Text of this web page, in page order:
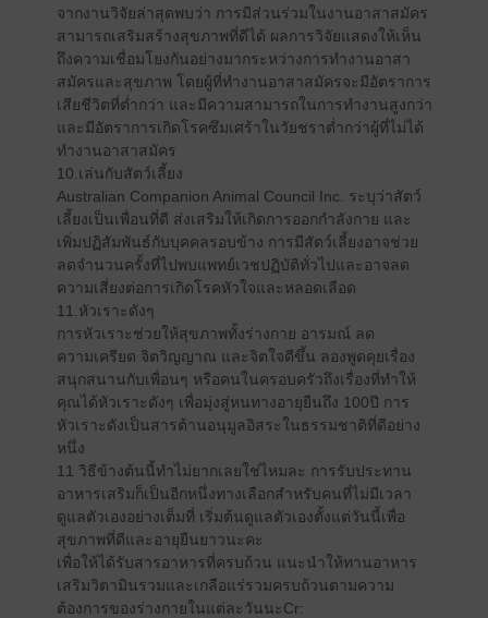
จากงานวิจัยล่าสุดพบว่า การมีส่วนร่วมในงานอาสาสมัคร
สามารถเสริมสร้างสุขภาพที่ดีได้ ผลการวิจัยแสดงให้เห็น
ถึงความเชื่อมโยงกันอย่างมากระหว่างการทำงานอาสา
สมัครและสุขภาพ โดยผู้ที่ทำงานอาสาสมัครจะมีอัตราการ
เสียชีวิตที่ต่ำกว่า และมีความสามารถในการทำงานสูงกว่า
และมีอัตราการเกิดโรคซึมเศร้าในวัยชราต่ำกว่าผู้ที่ไม่ได้
ทำงานอาสาสมัคร
10.เล่นกับสัตว์เลี้ยง
Australian Companion Animal Council Inc. ระบุว่าสัตว์
เลี้ยงเป็นเพื่อนที่ดี ส่งเสริมให้เกิดการออกกำลังกาย และ
เพิ่มปฏิสัมพันธ์กับบุคคลรอบข้าง การมีสัตว์เลี้ยงอาจช่วย
ลดจำนวนครั้งที่ไปพบแพทย์เวชปฏิบัติทั่วไปและอาจลด
ความเสี่ยงต่อการเกิดโรคหัวใจและหลอดเลือด
11.หัวเราะดังๆ
การหัวเราะช่วยให้สุขภาพทั้งร่างกาย อารมณ์ ลด
ความเครียด จิตวิญญาณ และจิตใจดีขึ้น ลองพูดคุยเรื่อง
สนุกสนานกับเพื่อนๆ หรือคนในครอบครัวถึงเรื่องที่ทำให้
คุณได้หัวเราะดังๆ เพื่อมุ่งสู่หนทางอายุยืนถึง 100ปี การ
หัวเราะดังเป็นสารต้านอนุมูลอิสระในธรรมชาติที่ดีอย่าง
หนึ่ง
11 วิธีข้างต้นนี้ทำไม่ยากเลยใช่ไหมละ การรับประทาน
อาหารเสริมก็เป็นอีกหนึ่งทางเลือกสำหรับคนที่ไม่มีเวลา
ดูแลตัวเองอย่างเต็มที่ เริ่มต้นดูแลตัวเองตั้งแต่วันนี้เพื่อ
สุขภาพที่ดีและอายุยืนยาวนะคะ
เพื่อให้ได้รับสารอาหารที่ครบถ้วน แนะนำให้ทานอาหาร
เสริมวิตามินรวมและเกลือแร่รวมครบถ้วนตามความ
ต้องการของร่างกายในแต่ละวันนะCr: